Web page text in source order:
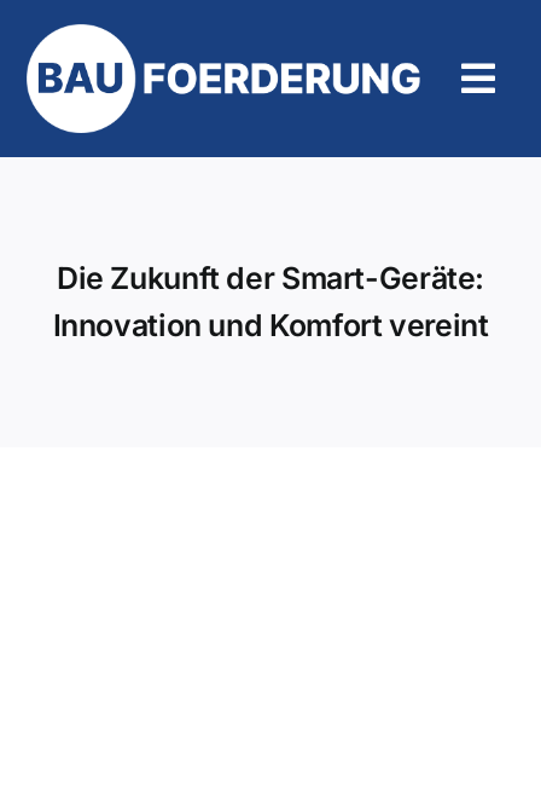
Inhalt
springen
Die Zukunft der Smart-Geräte:
Innovation und Komfort vereint